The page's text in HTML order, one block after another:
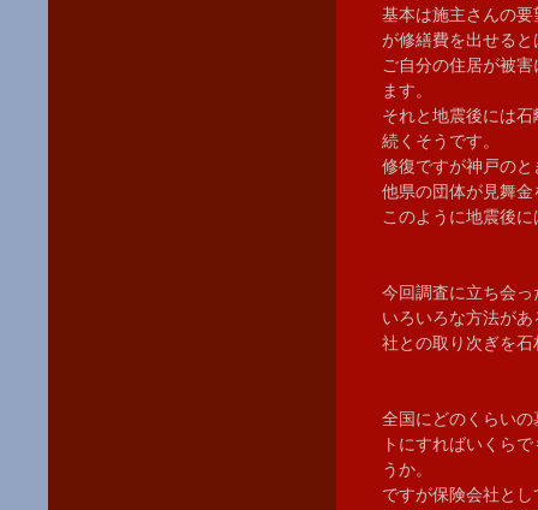
基本は施主さんの
が修繕費を出せる
ご自分の住居が被
ます。
それと地震後には
続くそうです。
修復ですが神戸の
他県の団体が見舞
このように地震後
今回調査に立ち会
いろいろな方法が
社との取り次ぎを
全国にどのくらい
トにすればいくら
うか。
ですが保険会社と